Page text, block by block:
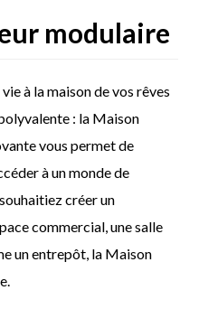
modulaire
à la maison de vos rêves
: la Maison
vous permet de
à un monde de
créer un
commercial, une salle
un entrepôt, la Maison